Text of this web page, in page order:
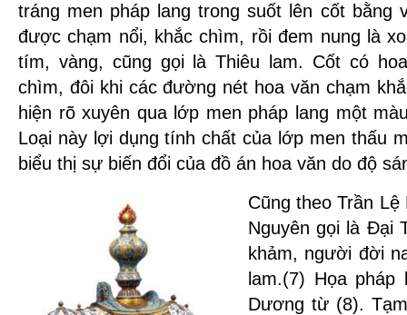
tráng men pháp lang trong suốt lên cốt bằng
được chạm nổi, khắc chìm, rồi đem nung là
tím, vàng, cũng gọi là Thiêu lam. Cốt có
chìm, đôi khi các đường nét hoa văn chạm
hiện rõ xuyên qua lớp men pháp lang một
Loại này lợi dụng tính chất của lớp men thấu
biểu thị sự biến đổi của đồ án hoa văn do độ
Cũng theo Trần
Nguyên gọi là Đại
khảm, người đời
lam.(7) Họa
Dương từ (8).